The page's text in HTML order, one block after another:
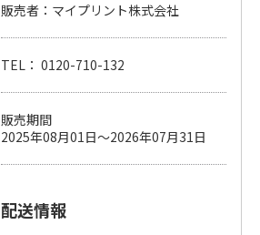
販売者：マイプリント株式会社
TEL： 0120-710-132
販売期間
2025年08月01日～2026年07月31日
配送情報